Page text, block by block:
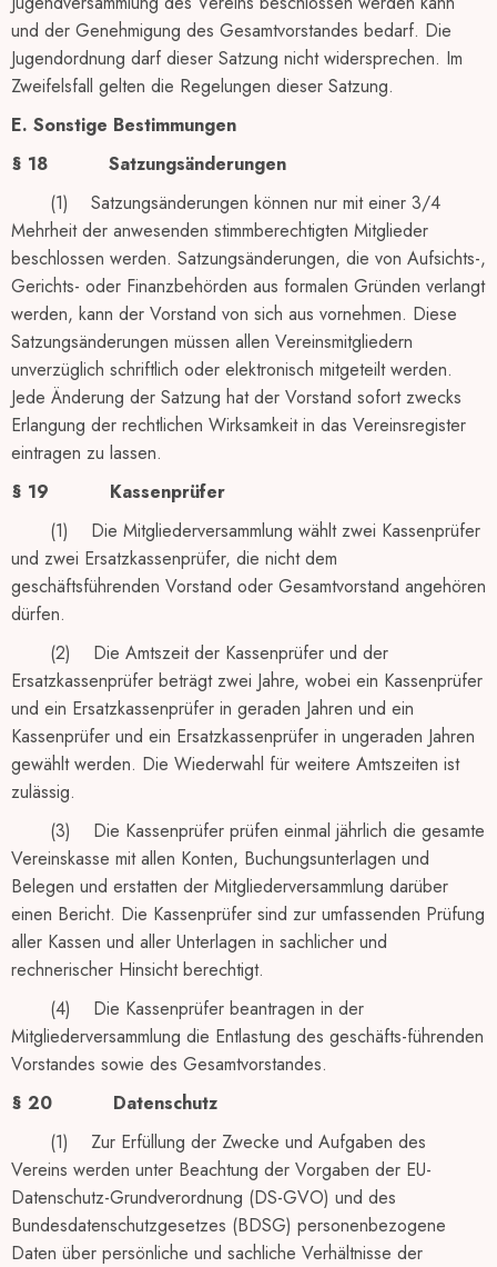
und der Genehmigung des Gesamtvorstandes bedarf. Die
Jugendordnung darf dieser Satzung nicht widersprechen. Im
Zweifelsfall gelten die Regelungen dieser Satzung.
E. Sonstige Bestimmungen
§ 18
Satzungsänderungen
(1) Satzungsänderungen können nur mit einer 3/4
Mehrheit der anwesenden stimmberechtigten Mitglieder
beschlossen werden. Satzungsänderungen, die von Aufsichts-,
Gerichts- oder Finanzbehörden aus formalen Gründen verlangt
werden, kann der Vorstand von sich aus vornehmen. Diese
Satzungsänderungen müssen allen Vereinsmitgliedern
unverzüglich schriftlich oder elektronisch mitgeteilt werden.
Jede Änderung der Satzung hat der Vorstand sofort zwecks
Erlangung der rechtlichen Wirksamkeit in das Vereinsregister
eintragen zu lassen.
§ 19
Kassenprüfer
(1) Die Mitgliederversammlung wählt zwei Kassenprüfer
und zwei Ersatzkassenprüfer, die nicht dem
geschäftsführenden Vorstand oder Gesamtvorstand angehören
dürfen.
(2) Die Amtszeit der Kassenprüfer und der
Ersatzkassenprüfer beträgt zwei Jahre, wobei ein Kassenprüfer
und ein Ersatzkassenprüfer in geraden Jahren und ein
Kassenprüfer und ein Ersatzkassenprüfer in ungeraden Jahren
gewählt werden. Die Wiederwahl für weitere Amtszeiten ist
zulässig.
(3) Die Kassenprüfer prüfen einmal jährlich die gesamte
Vereinskasse mit allen Konten, Buchungsunterlagen und
Belegen und erstatten der Mitgliederversammlung darüber
einen Bericht. Die Kassenprüfer sind zur umfassenden Prüfung
aller Kassen und aller Unterlagen in sachlicher und
rechnerischer Hinsicht berechtigt.
(4) Die Kassenprüfer beantragen in der
Mitgliederversammlung die Entlastung des geschäfts-führenden
Vorstandes sowie des Gesamtvorstandes.
§ 20
Datenschutz
(1) Zur Erfüllung der Zwecke und Aufgaben des
Vereins werden unter Beachtung der Vorgaben der EU-
Datenschutz-Grundverordnung (DS-GVO) und des
Bundesdatenschutzgesetzes (BDSG) personenbezogene
Daten über persönliche und sachliche Verhältnisse der